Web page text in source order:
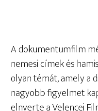
A dokumentumfilm
nemesi címek és
olyan témát, amely a
nagyobb figyelmet
elnyerte a Velencei